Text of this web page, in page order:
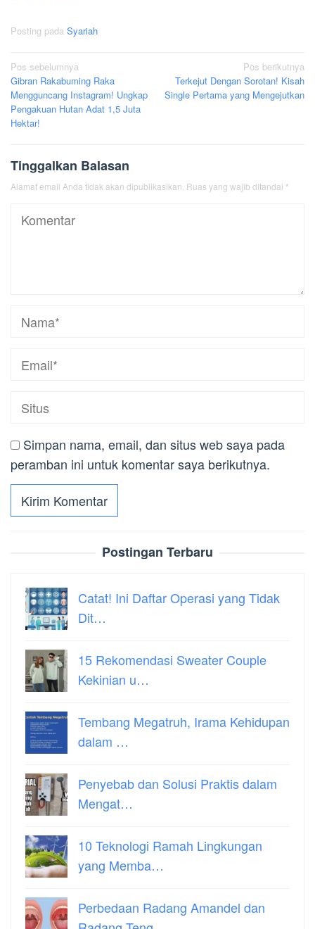
Posting pada Syariah
Navigasi
pos
Pos sebelumnya
Gibran Rakabuming Raka
Mengguncang Instagram! Ungkap
Pengakuan Hutan Adat 1,5 Juta
Hektar!
Pos berikutnya
Terkejut Dengan Sorotan! Kisah
Single Pertama yang Mengejutkan
Tinggalkan Balasan
Alamat email Anda tidak akan dipublikasikan. Ruas yang wajib ditandai *
Simpan nama, email, dan situs web saya pada
peramban ini untuk komentar saya berikutnya.
Postingan Terbaru
Catat! Ini Daftar Operasi yang Tidak
Dit…
15 Rekomendasi Sweater Couple
Kekinian u…
Tembang Megatruh, Irama Kehidupan
dalam …
Penyebab dan Solusi Praktis dalam
Mengat…
10 Teknologi Ramah Lingkungan
yang Memba…
Perbedaan Radang Amandel dan